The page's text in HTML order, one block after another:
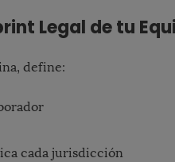
Legal de tu
define:
cada jurisdicción